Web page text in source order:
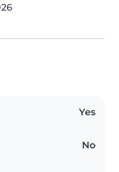
Yes
No